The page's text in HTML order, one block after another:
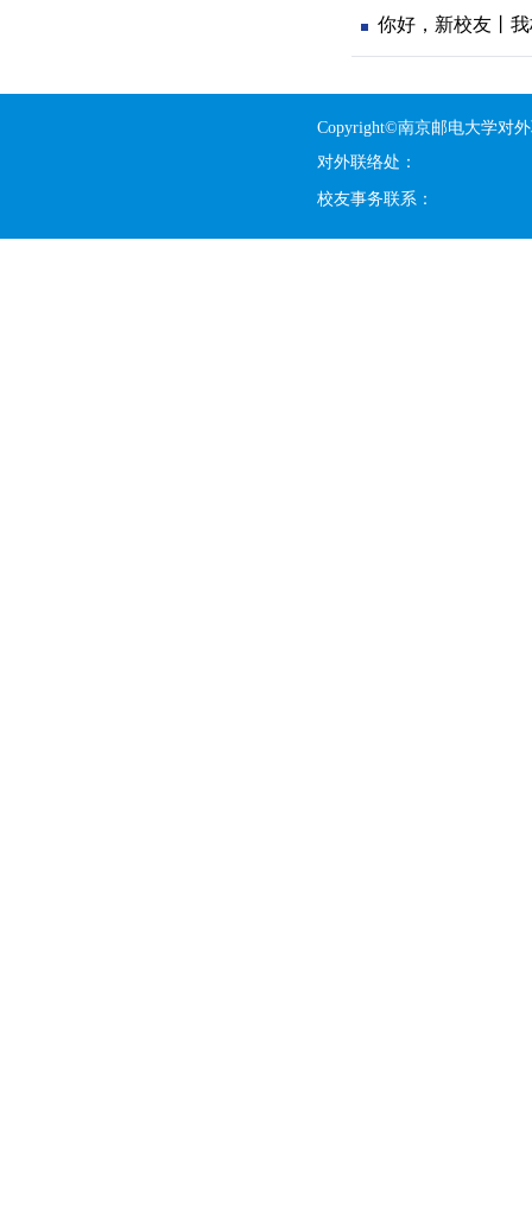
你好，新校友丨
Copyright©南京邮电大学对
对外联络处：
校友事务联系：